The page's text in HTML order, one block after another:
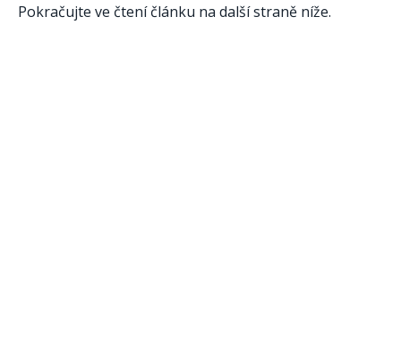
Pokračujte ve čtení článku na další straně níže.